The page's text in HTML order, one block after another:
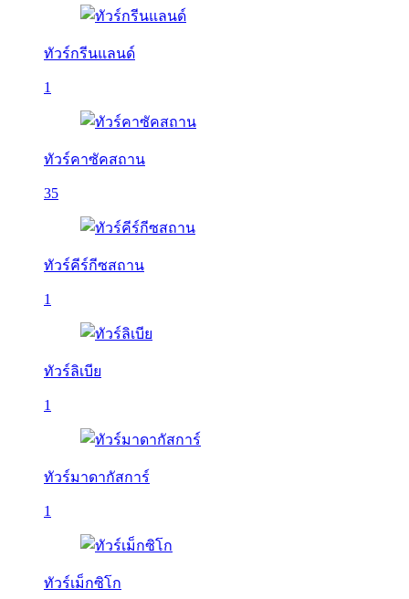
ทัวร์กรีนแลนด์
1
ทัวร์คาซัคสถาน
35
ทัวร์คีร์กีซสถาน
1
ทัวร์ลิเบีย
1
ทัวร์มาดากัสการ์
1
ทัวร์เม็กซิโก